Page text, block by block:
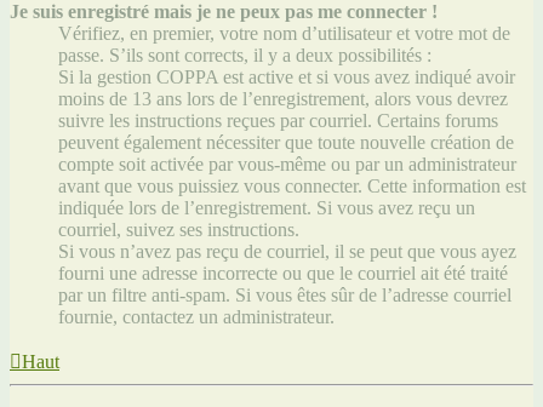
Je suis enregistré mais je ne peux pas me connecter !
Vérifiez, en premier, votre nom d’utilisateur et votre mot de
passe. S’ils sont corrects, il y a deux possibilités :
Si la gestion COPPA est active et si vous avez indiqué avoir
moins de 13 ans lors de l’enregistrement, alors vous devrez
suivre les instructions reçues par courriel. Certains forums
peuvent également nécessiter que toute nouvelle création de
compte soit activée par vous-même ou par un administrateur
avant que vous puissiez vous connecter. Cette information est
indiquée lors de l’enregistrement. Si vous avez reçu un
courriel, suivez ses instructions.
Si vous n’avez pas reçu de courriel, il se peut que vous ayez
fourni une adresse incorrecte ou que le courriel ait été traité
par un filtre anti-spam. Si vous êtes sûr de l’adresse courriel
fournie, contactez un administrateur.
Haut